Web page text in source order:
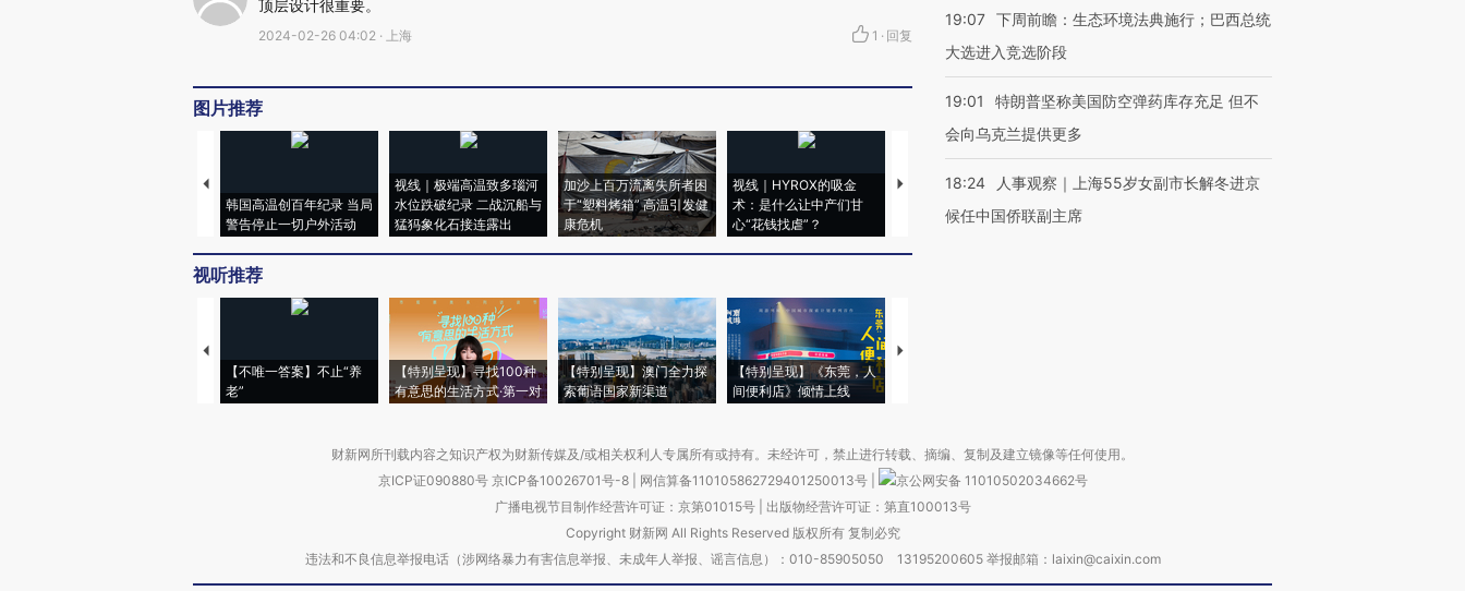
顶层设计很重要。
2024-02-26 04:02 · 上海 1 · 回复
图片推荐
韩国高温创百年纪录 当局
警告停止一切户外活动
视线｜极端高温致多瑙河
水位跌破纪录 二战沉船与
猛犸象化石接连露出
加沙上百万流离失所者困
于“塑料烤箱” 高温引发健
康危机
视线｜HYROX的吸金
术：是什么让中产们甘
心“花钱找虐”？
马航飞行员跨国走私7万
粒摇头丸 尿检体内含3种
视线｜被称为“蟑螂”的印
度Z世代 用街头抗争将教
育部长拱下台
视线｜“入侵”还是“人道危
视听推荐
【不唯一答案】不止“养
老”
【特别呈现】寻找100种
有意思的生活方式·第一对
【特别呈现】澳门全力探
索葡语国家新渠道
【特别呈现】《东莞，人
间便利店》倾情上线
【推广】走进第四届链博
19:07 下周前瞻：生态环境法典施行；巴西总统
大选进入竞选阶段
19:01
特朗普坚称美国防空弹药库存充足 但不
会向乌克兰提供更多
18:24
人事观察｜上海55岁女副市长解冬进京
候任中国侨联副主席
财新网所刊载内容之知识产权为财新传媒及/或相关权利人专属所有或持有。未经许可，禁止进行转载、摘编、复制及建立镜像等任何使用。
京ICP证090880号 京ICP备10026701号-8 网信算备110105862729401250013号
京公网安备 11010502034662号
广播电视节目制作经营许可证：京第01015号| 出版物经营许可证：第直100013号
Copyright 财新网 All Rights Reserved 版权所有 复制必究
违法和不良信息举报电话（涉网络暴力有害信息举报、未成年人举报、谣言信息）：010-85905050 13195200605 举报邮箱：laixin@caixin.com